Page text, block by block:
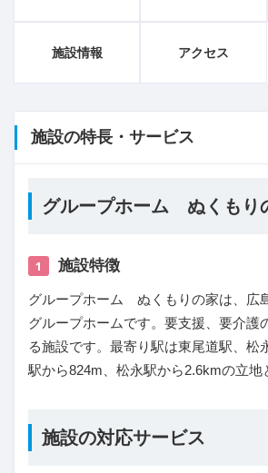
施設情報 アクセス
施設の特長・サービス
グループホーム ぬくもり
1 施設特徴
グループホーム ぬくもりの家は、広
グループホームです。要支援、要介護
る施設です。最寄り駅は東尾道駅、松
駅から824m、松永駅から2.6kmの立地
施設の対応サービス